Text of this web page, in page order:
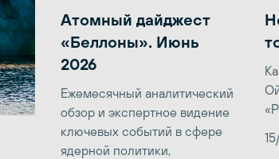
Атомный дайджест
«Беллоны». Июнь
2026
Ежемесячный аналитический
обзор и экспертное видение
ключевых событий в сфере
ядерной политики,